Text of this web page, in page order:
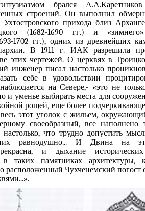
брался
строений. Он выполнил
прихода близ
(1682-1690 гг.) и «зимнего»
1702 гг.), одних из древнейших
В 1911 г. ИАК разрешила
этих чертежей. О церквях в
инженер писал настолько
себе в удовольствии
на Севере,- «это не
и уменье выбирать места для
рощей, еще более
этот уголок с жильем,
своеобразный, все наполнено
настолько, что трудно допустить
равнодушно... И Двина на
и дыхание
в таких памятниках архитектуры,
расположенный Чухченемский погост